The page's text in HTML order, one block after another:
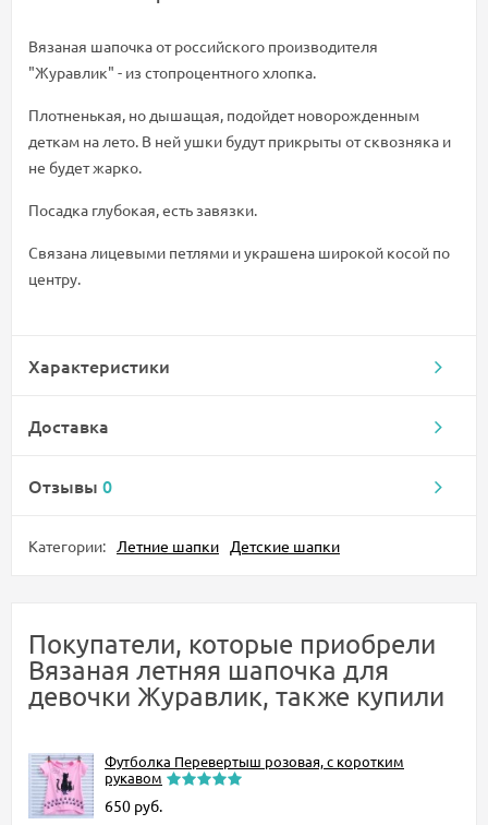
Вязаная шапочка от российского производителя
"Журавлик" - из стопроцентного хлопка.
Плотненькая, но дышащая, подойдет новорожденным
деткам на лето. В ней ушки будут прикрыты от сквозняка и
не будет жарко.
Посадка глубокая, есть завязки.
Связана лицевыми петлями и украшена широкой косой по
центру.
Характеристики
Доставка
Отзывы 0
Категории: Летние шапки Детские шапки
Покупатели, которые приобрели
Вязаная летняя шапочка для
девочки Журавлик, также купили
Футболка Перевертыш розовая, с коротким
рукавом
650 руб.